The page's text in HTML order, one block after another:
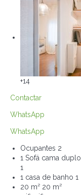
+14
Contactar
WhatsApp
WhatsApp
Ocupantes 2
1 Sofá cama duplo
1
1 casa de banho 1
20 m² 20 m²